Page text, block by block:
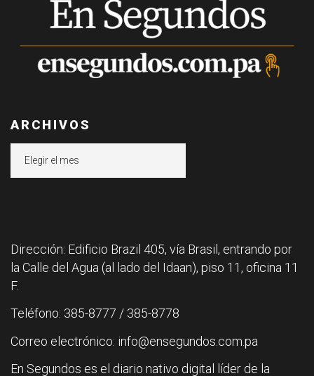
ARCHIVOS
Dirección: Edificio Brazil 405, vía Brasil, entrando por
la Calle del Agua (al lado del Idaan), piso 11, oficina 11
F.
Teléfono: 385-8777 / 385-8778
Correo electrónico: info@ensegundos.com.pa
En Segundos es el diario nativo digital líder de la